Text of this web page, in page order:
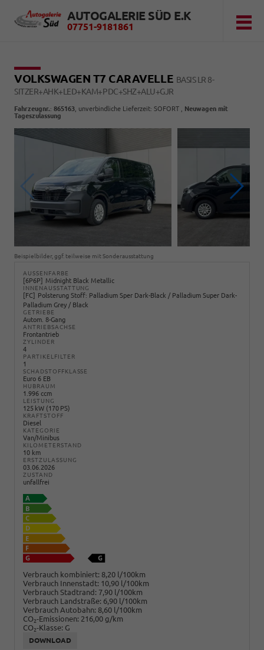
AUTOGALERIE SÜD E.K
07751-9181861
VOLKSWAGEN T7 CARAVELLE BASIS LR 8-
SITZER+AHK+LED+KAM+PDC+SHZ+ALU+GJR
Fahrzeugnr.: 865163 , unverbindliche Lieferzeit: SOFORT , Neuwagen mit
Tageszulassung
Beispielbilder, ggf. teilweise mit Sonderausstattung
AUSSENFARBE
6P6P Midnight Black Metallic
INNENAUSSTATTUNG
FC
Polsterung Stoff: Palladium Sper Dark-Black / Palladium Super Dark-
Palladium Grey / Black
GETRIEBE
Autom. 8-Gang
ANTRIEBSACHSE
Frontantrieb
ZYLINDER
4
PARTIKELFILTER
1
SCHADSTOFFKLASSE
Euro 6 EB
HUBRAUM
1.996 ccm
LEISTUNG
125 kW (170 PS)
KRAFTSTOFF
Diesel
KATEGORIE
Van/Minibus
KILOMETERSTAND
10 km
ERSTZULASSUNG
03.06.2026
ZUSTAND
unfallfrei
Verbrauch kombiniert: 8,20 l/100km
Verbrauch Innenstadt: 10,90 l/100km
Verbrauch Stadtrand: 7,90 l/100km
Verbrauch Landstraße: 6,90 l/100km
Verbrauch Autobahn: 8,60 l/100km
CO2-Emissionen: 216,00 g/km
CO2-Klasse: G
DOWNLOAD